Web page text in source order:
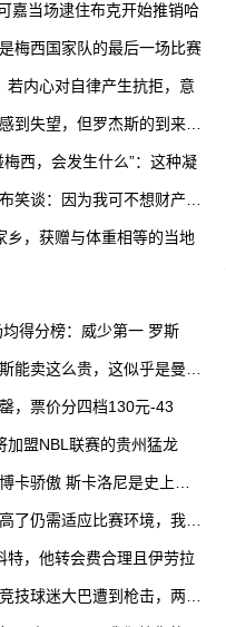
嘉当场逮住布克开始推销哈
梅西国家队的最后一场比赛
若内心对自律产生抗拒，意
到失望，但罗杰斯的到来又
梅西，会发生什么”：这种凝
笑谈：因为我可不想财产被
乡，获赠与体重相等的当地
得分榜：威少第一 罗斯
能卖这么贵，这似乎是曼城
，票价分四档130元-43
加盟NBL联赛的贵州猛龙
卡骄傲 斯卡洛尼是史上最
了仍需适应比赛环境，我还
特，他转会费合理且伊劳拉
技球迷大巴遭到枪击，两人